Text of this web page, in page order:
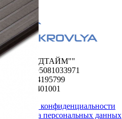
ООО "ФУДТАЙМ""
ОГРН 1195081033971
ИНН 5024195799
КПП 502401001
Политика конфиденциальности
Обработка персональных данных